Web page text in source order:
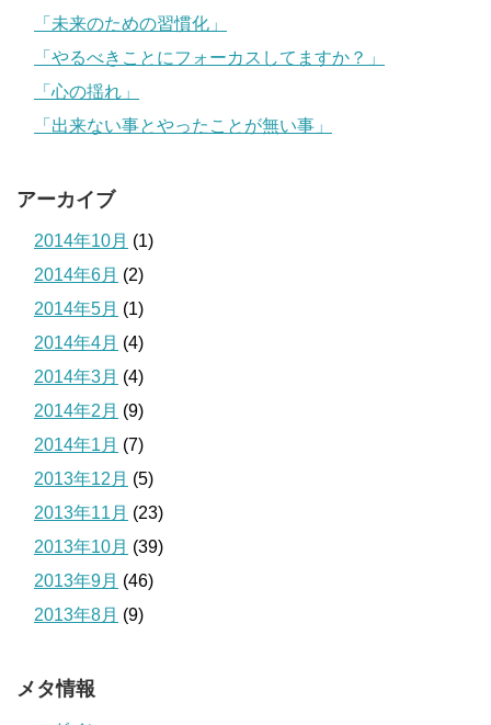
「未来のための習慣化」
「やるべきことにフォーカスしてますか？」
「心の揺れ」
「出来ない事とやったことが無い事」
アーカイブ
2014年10月 (1)
2014年6月 (2)
2014年5月 (1)
2014年4月 (4)
2014年3月 (4)
2014年2月 (9)
2014年1月 (7)
2013年12月 (5)
2013年11月 (23)
2013年10月 (39)
2013年9月 (46)
2013年8月 (9)
メタ情報